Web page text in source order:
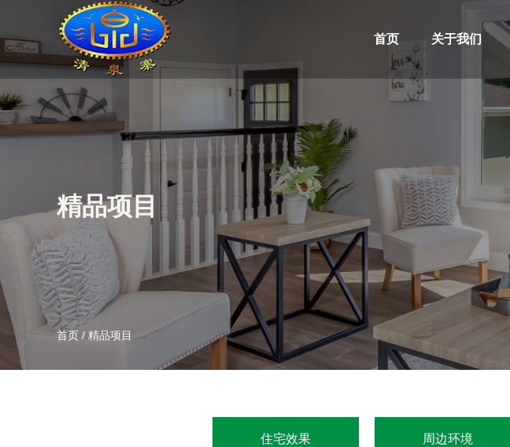
首页 关于我们
精品项目
首页 / 精品项目
住宅效果 周边环境